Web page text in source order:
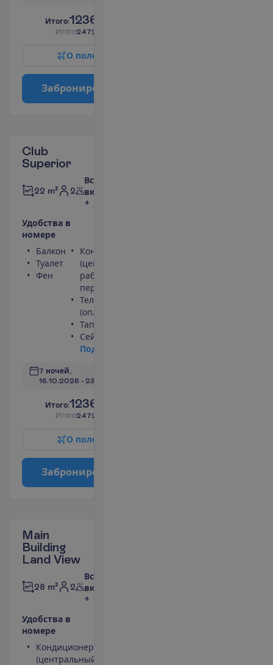
Итого:1236.00
Итого2472.00
О поле
Заброниро
Club
Superior
22 m² 2
Все
включено
+
Удобства в
номере
Балкон
Туалет
Фен
Кондиционер
(центральный,
работает
периодически)
Телефон
(оплачивается)
Тапочки
Сейф
Под
7 ночей,
16.10.2026 - 23.10.2026
Итого:1236.00
Итого2472.00
О поле
Заброниро
Main
Building
Land View
28 m² 2
Все
включено
+
Удобства в
номере
Кондиционер
(центральный,